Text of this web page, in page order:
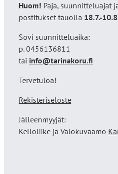
Huom! Paja, suunnitteluajat
postitukset tauolla 18.7.-
Sovi suunnitteluaika:
p. 0456136811
tai info@tarinakoru.fi
Tervetuloa!
Rekisteriseloste
Jälleenmyyjät:
Kelloliike ja Valokuvaamo